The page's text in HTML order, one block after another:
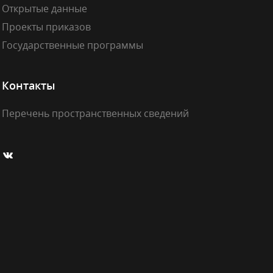
Открытые данные
Проекты приказов
Государственные программы
Контакты
Перечень пространственных сведений